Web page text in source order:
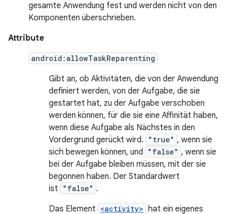
gesamte Anwendung fest und werden nicht von den
Komponenten überschrieben.
Attribute
android:allowTaskReparenting
Gibt an, ob Aktivitäten, die von der Anwendung
definiert werden, von der Aufgabe, die sie
gestartet hat, zu der Aufgabe verschoben
werden können, für die sie eine Affinität haben,
wenn diese Aufgabe als Nächstes in den
Vordergrund gerückt wird.
"true" , wenn sie
sich bewegen können, und
"false" , wenn sie
bei der Aufgabe bleiben müssen, mit der sie
begonnen haben. Der Standardwert
ist
"false" .
Das Element <activity> hat ein eigenes